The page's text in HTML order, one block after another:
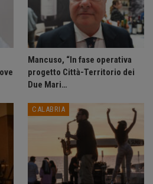
Mancuso, “In fase operativa
progetto Città-Territorio dei
Due Mari…
CALABRIA